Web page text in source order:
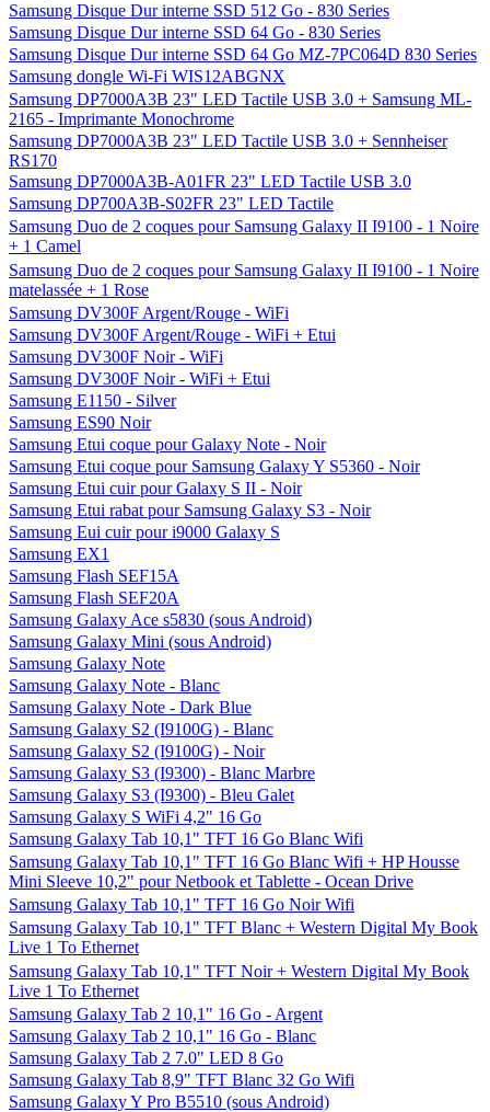
Samsung Disque Dur interne SSD 512 Go - 830 Series
Samsung Disque Dur interne SSD 64 Go - 830 Series
Samsung Disque Dur interne SSD 64 Go MZ-7PC064D 830 Series
Samsung dongle Wi-Fi WIS12ABGNX
Samsung DP7000A3B 23" LED Tactile USB 3.0 + Samsung ML-
2165 - Imprimante Monochrome
Samsung DP7000A3B 23" LED Tactile USB 3.0 + Sennheiser
RS170
Samsung DP7000A3B-A01FR 23" LED Tactile USB 3.0
Samsung DP700A3B-S02FR 23" LED Tactile
Samsung Duo de 2 coques pour Samsung Galaxy II I9100 - 1 Noire
+ 1 Camel
Samsung Duo de 2 coques pour Samsung Galaxy II I9100 - 1 Noire
matelassée + 1 Rose
Samsung DV300F Argent/Rouge - WiFi
Samsung DV300F Argent/Rouge - WiFi + Etui
Samsung DV300F Noir - WiFi
Samsung DV300F Noir - WiFi + Etui
Samsung E1150 - Silver
Samsung ES90 Noir
Samsung Etui coque pour Galaxy Note - Noir
Samsung Etui coque pour Samsung Galaxy Y S5360 - Noir
Samsung Etui cuir pour Galaxy S II - Noir
Samsung Etui rabat pour Samsung Galaxy S3 - Noir
Samsung Eui cuir pour i9000 Galaxy S
Samsung EX1
Samsung Flash SEF15A
Samsung Flash SEF20A
Samsung Galaxy Ace s5830 (sous Android)
Samsung Galaxy Mini (sous Android)
Samsung Galaxy Note
Samsung Galaxy Note - Blanc
Samsung Galaxy Note - Dark Blue
Samsung Galaxy S2 (I9100G) - Blanc
Samsung Galaxy S2 (I9100G) - Noir
Samsung Galaxy S3 (I9300) - Blanc Marbre
Samsung Galaxy S3 (I9300) - Bleu Galet
Samsung Galaxy S WiFi 4,2" 16 Go
Samsung Galaxy Tab 10,1" TFT 16 Go Blanc Wifi
Samsung Galaxy Tab 10,1" TFT 16 Go Blanc Wifi + HP Housse
Mini Sleeve 10,2" pour Netbook et Tablette - Ocean Drive
Samsung Galaxy Tab 10,1" TFT 16 Go Noir Wifi
Samsung Galaxy Tab 10,1" TFT Blanc + Western Digital My Book
Live 1 To Ethernet
Samsung Galaxy Tab 10,1" TFT Noir + Western Digital My Book
Live 1 To Ethernet
Samsung Galaxy Tab 2 10,1" 16 Go - Argent
Samsung Galaxy Tab 2 10,1" 16 Go - Blanc
Samsung Galaxy Tab 2 7.0" LED 8 Go
Samsung Galaxy Tab 8,9" TFT Blanc 32 Go Wifi
Samsung Galaxy Y Pro B5510 (sous Android)